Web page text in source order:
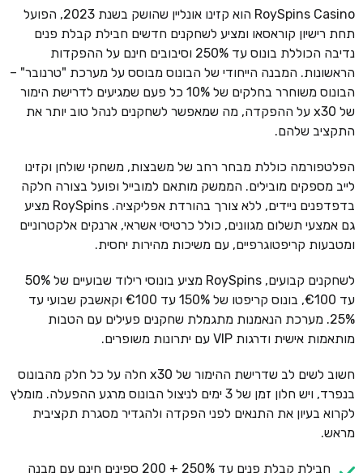
RoySpins Casino הוא קזינו אונליין שהושק בשנת 2023, הפועל
תחת רישיון קוראסאו ומציע לשחקנים חדשים חבילת קבלת פנים
נדיבה הכוללת בונוס עד 250% וסיבובים חינם על ההפקדות
הראשונות. המבנה הייחודי של הבונוס מבוסס על מערכת "טרנובר" –
הבונוס משוחרר בחלקים של 10% כל פעם שמגיעים לדרישת הימור
של x30 על ההפקדה, מה שמאפשר לשחקנים לנהל טוב יותר את
התקציב שלהם.
הפלטפורמה כוללת מבחר רחב של משבצות, משחקי שולחן וקזינו
לייב מספקים מובילים. הממשק מותאם למובייל ופועל בצורה חלקה
בדפדפנים ניידים, ללא צורך בהורדת אפליקציה. RoySpins מציע
גם אמצעי תשלום מגוונים, כולל כרטיסי אשראי, ארנקים אלקטרוניים
ומטבעות קריפטוגרפיים, עם משיכות מהירות יחסית.
לשחקנים קבועים, RoySpins מציע בונוסי רילוד שבועיים של 50%
עד €100, בונוס קריפטו של 150% עד €100 וקאשבק שבועי עד
25%. מערכת הנאמנות מתגמלת שחקנים פעילים עם הטבות
מותאמות אישית ודרגות VIP עם יתרונות משופרים.
חשוב לשים לב שדרישת ההימור של x30 חלה על כל חלק מהבונוס
בנפרד, ויש חלון זמן של 3 ימים לניצול הבונוס מרגע ההפעלה. מומלץ
לקרוא בעיון את התנאים לפני הפקדה ולהגדיר מסגרת תקציבית
מראש.
חבילת קבלת פנים עד 250% + 200 ספינים חינם עם מבנה